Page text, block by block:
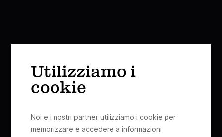
Utilizziamo i
cookie
Noi e i nostri partner utilizziamo i cookie per
memorizzare e accedere a informazioni